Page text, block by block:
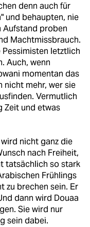
denn auch für
und behaupten, nie
Aufstand proben
Machtmissbrauch.
Pessimisten letztlich
Auch, wenn
momentan das
nicht mehr, wer sie
Vermutlich
Zeit und etwas
nicht ganz die
nach Freiheit,
tatsächlich so stark
Frühlings
zu brechen sein. Er
dann wird Douaa
Sie wird nur
sein dabei.